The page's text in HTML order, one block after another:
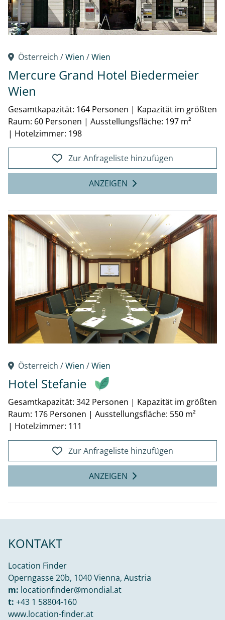
Österreich /Wien /Wien
Mercure Grand Hotel Biedermeier
Wien
Gesamtkapazität: 164 Personen | Kapazität im größten
Raum: 60 Personen | Ausstellungsfläche: 197 m²
| Hotelzimmer: 198
Zur Anfrageliste hinzufügen
ANZEIGEN
Österreich /Wien /Wien
Hotel Stefanie
Gesamtkapazität: 342 Personen | Kapazität im größten
Raum: 176 Personen | Ausstellungsfläche: 550 m²
| Hotelzimmer: 111
Zur Anfrageliste hinzufügen
ANZEIGEN
KONTAKT
Location Finder
Operngasse 20b, 1040 Vienna, Austria
m: locationfinder@mondial.at
t: +43 1 58804-160
www.location-finder.at